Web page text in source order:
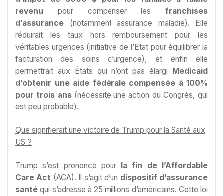
revenu pour compenser les franchises
d’assurance (notamment assurance maladie). Elle
réduirait les taux hors remboursement pour les
véritables urgences (initiative de l’Etat pour équilibrer la
facturation des soins d’urgence), et enfin elle
permettrait aux États qui n’ont pas élargi Medicaid
d’obtenir une aide fédérale compensée à 100%
pour trois ans(nécessite une action du Congrès, qui
est peu probable).
Que signifierait une victoire de Trump pour la Santé aux
US ?
Trump s’est prononcé pour
la fin de l’Affordable
Care Act (ACA). Il s’agit d’un dispositif d’assurance
santé qui s’adresse à 25 millions d’américains. Cette loi